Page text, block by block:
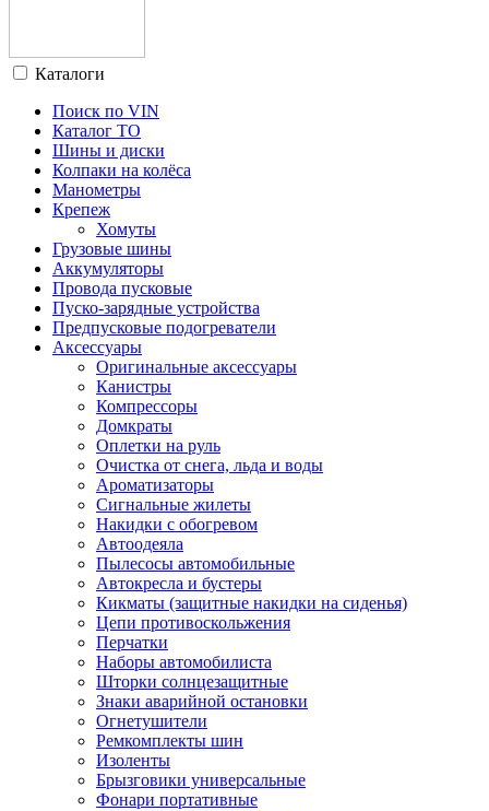
Каталоги
Поиск по VIN
Каталог ТО
Шины и диски
Колпаки на колёса
Манометры
Крепеж
Хомуты
Грузовые шины
Аккумуляторы
Провода пусковые
Пуско-зарядные устройства
Предпусковые подогреватели
Аксессуары
Оригинальные аксессуары
Канистры
Компрессоры
Домкраты
Оплетки на руль
Очистка от снега, льда и воды
Ароматизаторы
Сигнальные жилеты
Накидки с обогревом
Автоодеяла
Пылесосы автомобильные
Автокресла и бустеры
Кикматы (защитные накидки на сиденья)
Цепи противоскольжения
Перчатки
Наборы автомобилиста
Шторки солнцезащитные
Знаки аварийной остановки
Огнетушители
Ремкомплекты шин
Изоленты
Брызговики универсальные
Фонари портативные